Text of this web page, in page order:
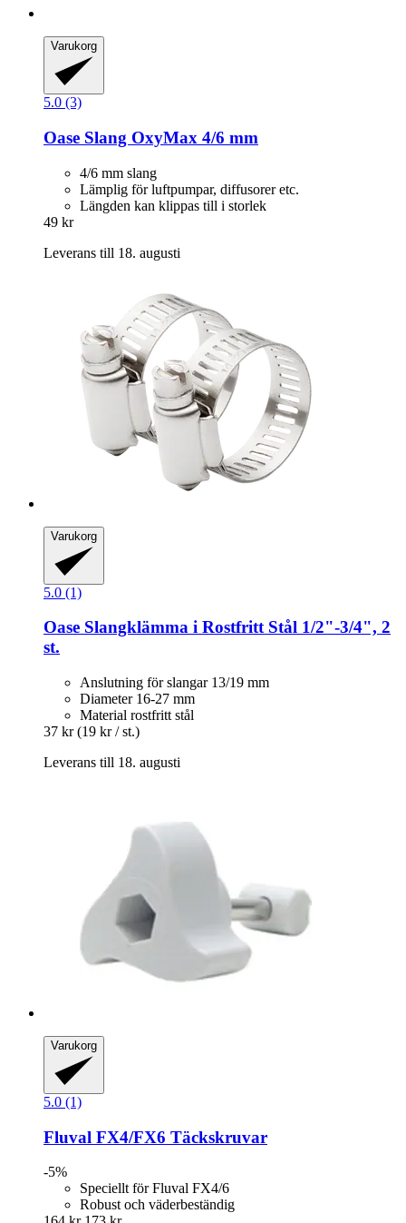
Varukorg
5.0 (3)
Oase Slang OxyMax 4/6 mm
4/6 mm slang
Lämplig för luftpumpar, diffusorer etc.
Längden kan klippas till i storlek
49 kr
Leverans till 18. augusti
Varukorg
5.0 (1)
Oase Slangklämma i Rostfritt Stål 1/2"-​3/4", 2
st.
Anslutning för slangar 13/19 mm
Diameter 16-27 mm
Material rostfritt stål
37 kr (19 kr / st.)
Leverans till 18. augusti
Varukorg
5.0 (1)
Fluval FX4/FX6 Täckskruvar
-5%
Speciellt för Fluval FX4/6
Robust och väderbeständig